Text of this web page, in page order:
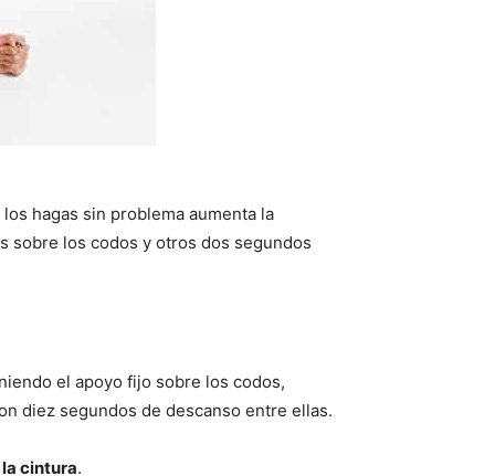
los hagas sin problema aumenta la
sobre los codos y otros dos segundos
el apoyo fijo sobre los codos,
diez segundos de descanso entre ellas.
cintura.